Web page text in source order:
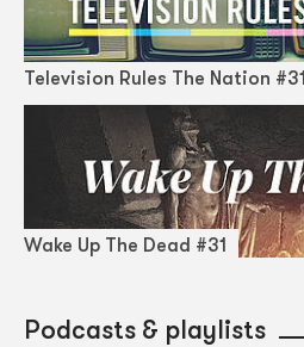
Television Rules The Nation #31
Wake Up The Dead #31
Podcasts & playlists